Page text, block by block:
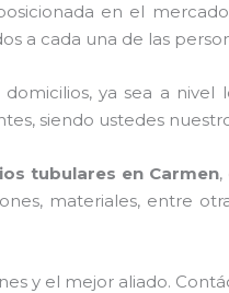
en el
a cada una de las
ya sea a
siendo ustedes
tubulares en Carmen,
materiales, entre
y el mejor aliado.